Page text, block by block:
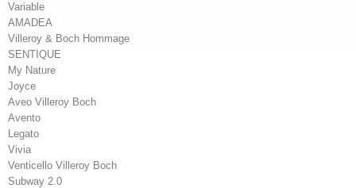
Variable
AMADEA
Villeroy & Boch Hommage
SENTIQUE
My Nature
Joyce
Aveo Villeroy Boch
Avento
Legato
Vivia
Venticello Villeroy Boch
Subway 2.0